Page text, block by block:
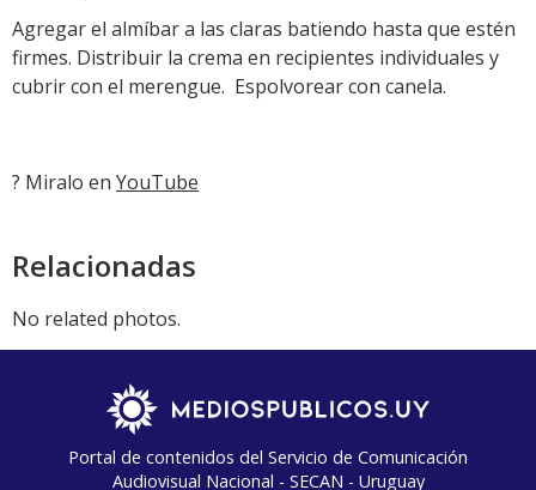
Agregar el almíbar a las claras batiendo hasta que estén
firmes. Distribuir la crema en recipientes individuales y
cubrir con el merengue. Espolvorear con canela.
? Miralo en YouTube
Relacionadas
No related photos.
Portal de contenidos del Servicio de Comunicación
Audiovisual Nacional - SECAN - Uruguay